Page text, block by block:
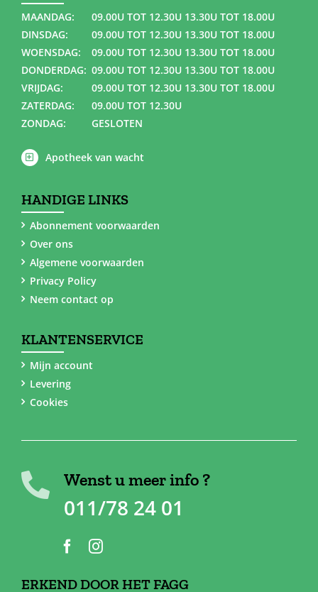
MAANDAG:
09.00U TOT 12.30U 13.30U TOT 18.00U
DINSDAG:
09.00U TOT 12.30U 13.30U TOT 18.00U
WOENSDAG:
09.00U TOT 12.30U 13.30U TOT 18.00U
DONDERDAG: 09.00U TOT 12.30U 13.30U TOT 18.00U
VRIJDAG:
09.00U TOT 12.30U 13.30U TOT 18.00U
ZATERDAG:
09.00U TOT 12.30U
ZONDAG:
GESLOTEN
Apotheek van wacht
HANDIGE LINKS
Abonnement voorwaarden
Over ons
Algemene voorwaarden
Privacy Policy
Neem contact op
KLANTENSERVICE
Mijn account
Levering
Cookies
Wenst u meer info ?
011/78 24 01
ERKEND DOOR HET FAGG